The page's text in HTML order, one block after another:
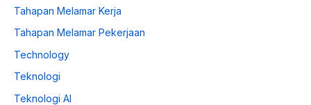
Tahapan Melamar Kerja
Tahapan Melamar Pekerjaan
Technology
Teknologi
Teknologi AI